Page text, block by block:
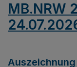
MB.NRW